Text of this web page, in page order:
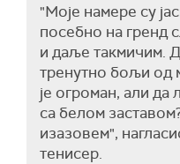
"Моје намере су
посебно на гренд
и даље такмичим.
тренутно бољи од
је огроман, али да
са белом
изазовем",
тенисер.